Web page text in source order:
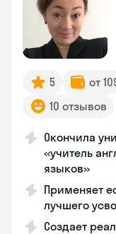
5 от
10 отзывов
Окончила
«учитель
языков»
Применяет
лучшего
Создает